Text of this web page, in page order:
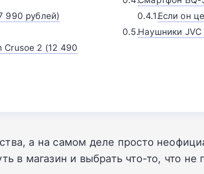
990 рублей)
Crusoe 2 (12 490
Если он
Наушники JVC
а на самом деле просто
в магазин и выбрать что-то, что